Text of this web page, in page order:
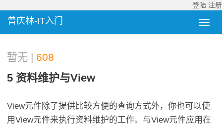
登陆 注册
曾庆林-IT入门
暂无 | 608
5 资料维护与View
View元件除了提供比较方便的查询方式外，你也可以使
用View元件来执行资料维护的工作。与View元件应用在